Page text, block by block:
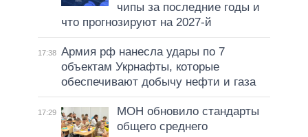
чипы за последние годы и
что прогнозируют на 2027-й
17:38 Армия рф нанесла удары по 7
объектам Укрнафты, которые
обеспечивают добычу нефти и газа
17:29
МОН обновило стандарты
общего среднего